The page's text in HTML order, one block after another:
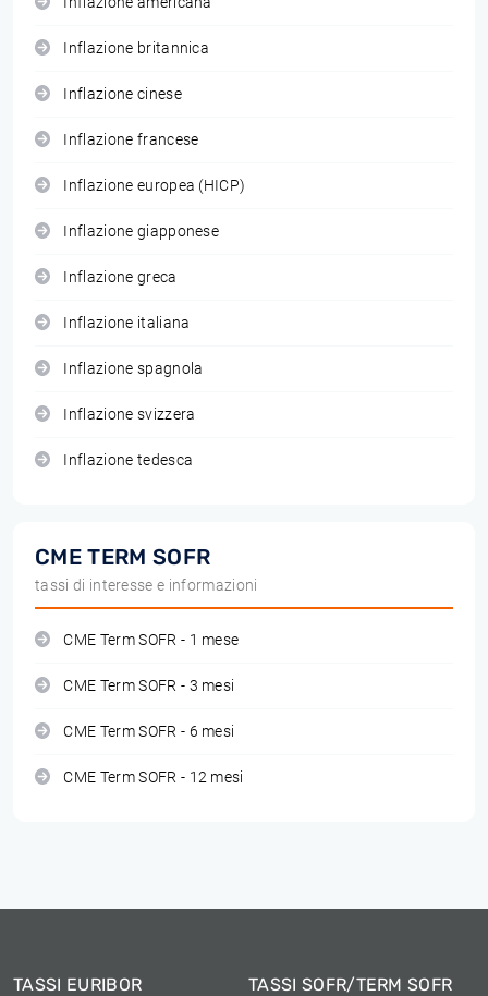
Inflazione britannica
Inflazione cinese
Inflazione francese
Inflazione europea (HICP)
Inflazione giapponese
Inflazione greca
Inflazione italiana
Inflazione spagnola
Inflazione svizzera
Inflazione tedesca
CME TERM SOFR
tassi di interesse e informazioni
CME Term SOFR - 1 mese
CME Term SOFR - 3 mesi
CME Term SOFR - 6 mesi
CME Term SOFR - 12 mesi
TASSI EURIBOR TASSI SOFR/TERM SOFR